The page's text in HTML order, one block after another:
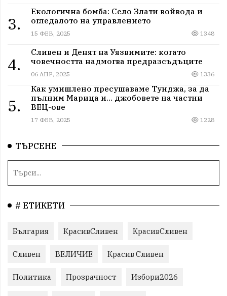
3.
Екологична бомба: Село Злати войвода и
огледалото на управлението
15 ФЕВ, 2025 1348
4.
Сливен и Денят на Уязвимите: когато
човечността надмогва предразсъдъците
06 АПР, 2025 1336
5.
Как умишлено пресушаваме Тунджа, за да
пълним Марица и… джобовете на частни
ВЕЦ-ове
17 ФЕВ, 2025 1228
ТЪРСЕНЕ
# ЕТИКЕТИ
България КрасивСливен КрасивСливен
Сливен ВЕЛИЧИЕ Красив Сливен
Политика Прозрачност Избори2026